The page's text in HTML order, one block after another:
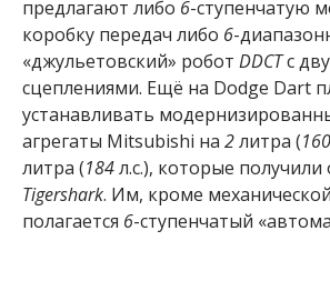
предлагают либо 6-ступенчатую
коробку передач либо 6-
«джульетовский» робот DDCTс
сцеплениями. Ещё на Dodge Dart
устанавливать
агрегаты Mitsubishi на 2литра (160
литра (184л.с.), которые получили
Tigershark. Им, кроме
полагается 6-ступенчатый